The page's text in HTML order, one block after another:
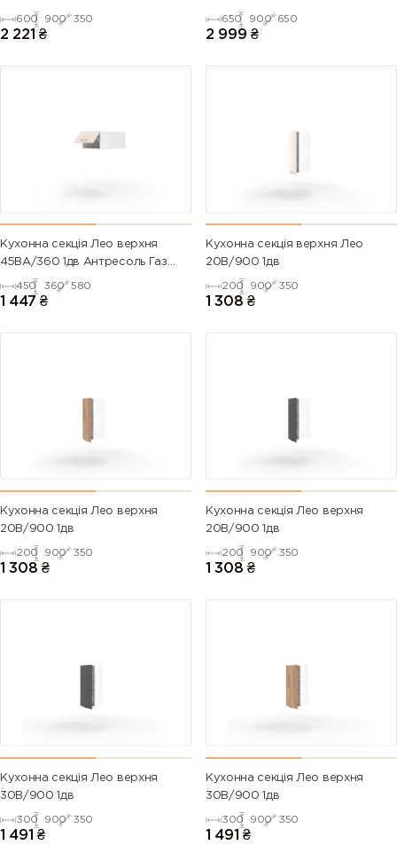
600 900 350
2 221 ₴
650 900 650
2 999 ₴
Кухонна секція Лео верхня
45ВА/360 1дв Антресоль Газ
Ліфт
450 360 580
1 447 ₴
Кухонна секція верхня Лео
20В/900 1дв
200 900 350
1 308 ₴
Кухонна секція Лео верхня
20В/900 1дв
200 900 350
1 308 ₴
Кухонна секція Лео верхня
20В/900 1дв
200 900 350
1 308 ₴
Кухонна секція Лео верхня
30В/900 1дв
300 900 350
1 491 ₴
Кухонна секція Лео верхня
30В/900 1дв
300 900 350
1 491 ₴